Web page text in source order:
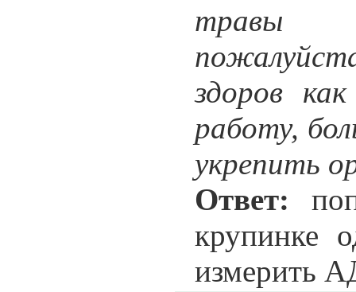
травы
здоров
работу,
укрепить
Ответ:
крупинке
измерить